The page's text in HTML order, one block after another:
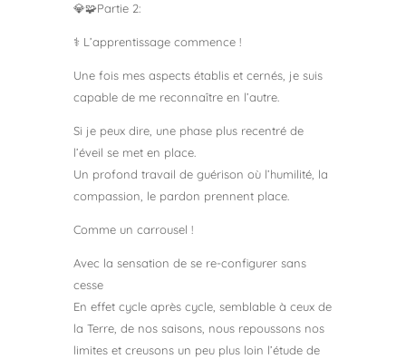
💎🧩Partie 2:
⚕ L’apprentissage commence !
Une fois mes aspects établis et cernés, je suis
capable de me reconnaître en l’autre.
Si je peux dire, une phase plus recentré de
l’éveil se met en place.
Un profond travail de guérison où l’humilité, la
compassion, le pardon prennent place.
Comme un carrousel !
Avec la sensation de se re-configurer sans
cesse
En effet cycle après cycle, semblable à ceux de
la Terre, de nos saisons, nous repoussons nos
limites et creusons un peu plus loin l’étude de